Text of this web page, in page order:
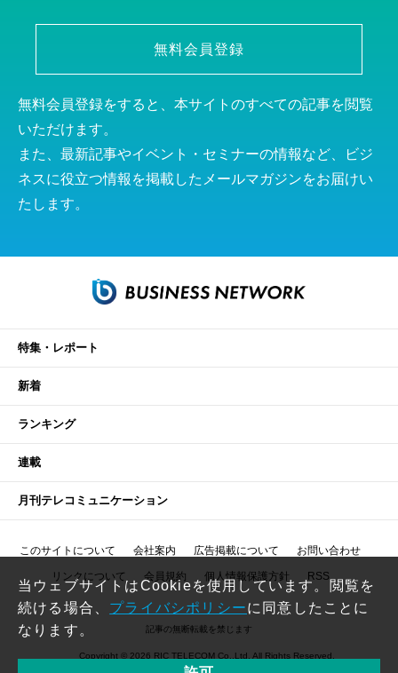
無料会員登録
無料会員登録をすると、本サイトのすべての記事を閲覧
いただけます。
また、最新記事やイベント・セミナーの情報など、ビジ
ネスに役立つ情報を掲載したメールマガジンをお届けい
たします。
特集・レポート
新着
ランキング
連載
月刊テレコミュニケーション
このサイトについて 会社案内 広告掲載について お問い合わせ
リンクについて 会員規約 個人情報保護方針 RSS
記事の無断転載を禁じます
Copyright © 2026 RIC TELECOM Co.,Ltd. All Rights Reserved.
当ウェブサイトはCookieを使用しています。閲覧を
続ける場合、 プライバシポリシーに同意したことに
なります。